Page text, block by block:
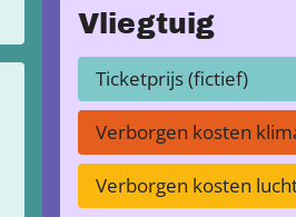
Vliegtuig
Ticketprijs (fictief)
Verborgen kosten
Verborgen kosten